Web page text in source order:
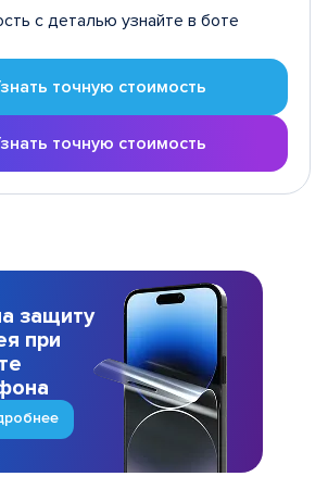
с деталью узнайте в боте
точную стоимость
точную стоимость
защиту
при